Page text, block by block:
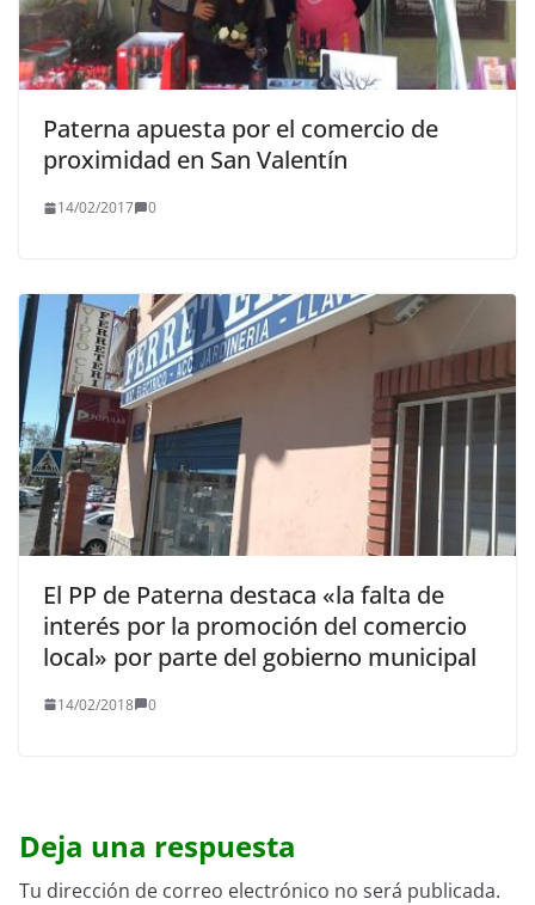
Paterna apuesta por el comercio de
proximidad en San Valentín
14/02/2017 0
El PP de Paterna destaca «la falta de
interés por la promoción del comercio
local» por parte del gobierno municipal
14/02/2018 0
Deja una respuesta
Tu dirección de correo electrónico no será publicada.